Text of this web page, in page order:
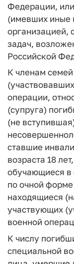
Федерации,
(имевших иные
организацией,
задач,
Российской
К членам
операции,
(супруга)
(не
ставшие
возраста 18
обучающиеся в
по очной
находящиеся
участвующих
военной
К числу
специальной